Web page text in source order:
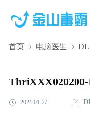
首页 电脑医生
ThriXXX020200-
2024-01-27